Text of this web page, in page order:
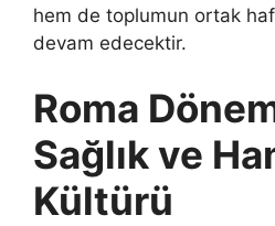
hem de toplumun ortak
devam edecektir.
Roma
Sağlık ve
Kültürü